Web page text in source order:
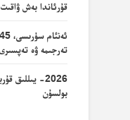
قۇرئاندا بەش ۋاقىت
تەرجىمە ۋە تەپسىرى
2026- يىللىق
بولسۇن